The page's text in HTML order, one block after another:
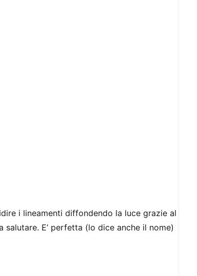
i lineamenti diffondendo la luce grazie al
E’ perfetta (lo dice anche il nome)